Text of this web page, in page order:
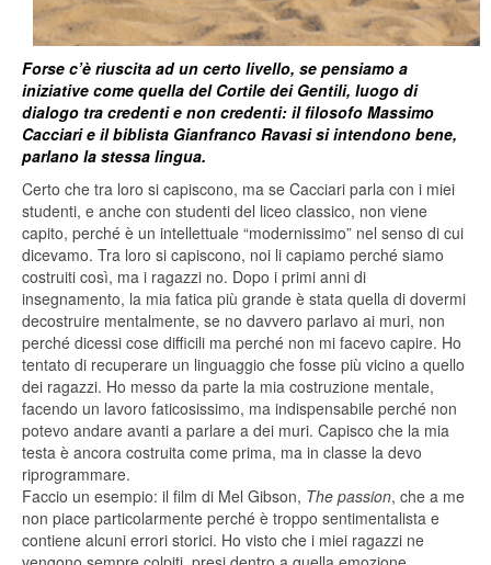
Forse c’è riuscita ad un certo livello, se pensiamo a
iniziative come quella del Cortile dei Gentili, luogo di
dialogo tra credenti e non credenti: il filosofo Massimo
Cacciari e il biblista Gianfranco Ravasi si intendono bene,
parlano la stessa lingua.
Certo che tra loro si capiscono, ma se Cacciari parla con i miei
studenti, e anche con studenti del liceo classico, non viene
capito, perché è un intellettuale “modernissimo” nel senso di cui
dicevamo. Tra loro si capiscono, noi li capiamo perché siamo
costruiti così, ma i ragazzi no. Dopo i primi anni di
insegnamento, la mia fatica più grande è stata quella di dovermi
decostruire mentalmente, se no davvero parlavo ai muri, non
perché dicessi cose difficili ma perché non mi facevo capire. Ho
tentato di recuperare un linguaggio che fosse più vicino a quello
dei ragazzi. Ho messo da parte la mia costruzione mentale,
facendo un lavoro faticosissimo, ma indispensabile perché non
potevo andare avanti a parlare a dei muri. Capisco che la mia
testa è ancora costruita come prima, ma in classe la devo
riprogrammare.
Faccio un esempio: il film di Mel Gibson, The passion, che a me
non piace particolarmente perché è troppo sentimentalista e
contiene alcuni errori storici. Ho visto che i miei ragazzi ne